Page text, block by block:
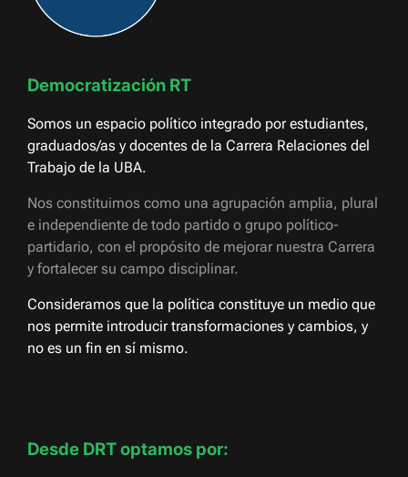
Democratización RT
Somos un espacio político integrado por estudiantes,
graduados/as y docentes de la Carrera Relaciones del
Trabajo de la UBA.
Nos constituimos como una agrupación amplia, plural
e independiente de todo partido o grupo político-
partidario, con el propósito de mejorar nuestra Carrera
y fortalecer su campo disciplinar.
Consideramos que la política constituye un medio que
nos permite introducir transformaciones y cambios, y
no es un fin en sí mismo.
Desde DRT optamos por: